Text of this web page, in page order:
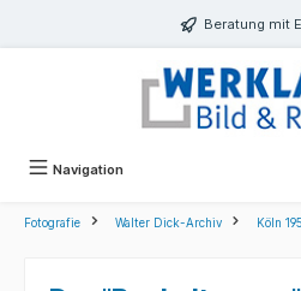
Beratung mit
Navigation
Fotografie Walter Dick-Archiv Köln